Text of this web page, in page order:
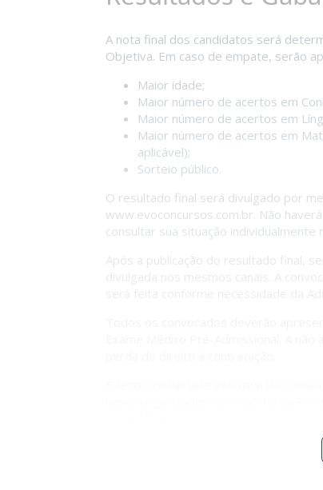
A nota final dos candidatos será
Objetiva. Em caso de empate, serão
Maior idade;
Maior número de acertos em
Maior número de acertos em
Maior número de acertos em
aplicável);
Sorteio público.
O resultado final será divulgado por
www.evoconcursos.com.br. Não
consultar sua situação individualmente
Após a publicação do resultado final,
divulgada nos mesmos canais. A